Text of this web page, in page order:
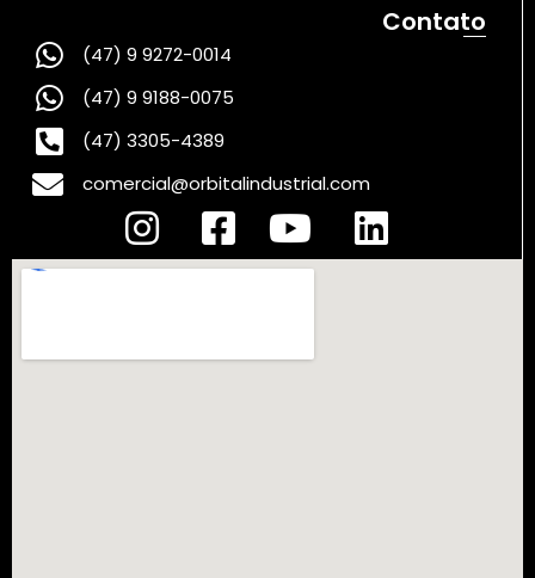
Contato
(47) 9 9272-0014
(47) 9 9188-0075
(47) 3305-4389
comercial@orbitalindustrial.com